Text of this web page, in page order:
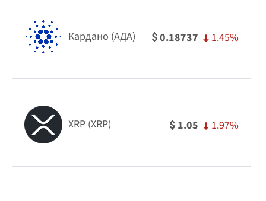
Кардано (АДА) $0.18737 1.45%
XRP (XRP) $ 1.05 1.97%